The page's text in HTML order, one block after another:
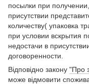
посылки при
присутствии
количеству( упаковка
при условии вскрытия
недостачи в
договоренности.
Відповідно закону "Про
може відмовити